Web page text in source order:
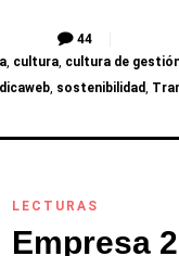
44
, cultura, cultura de
, sostenibilidad,
LECTURAS
Empresa